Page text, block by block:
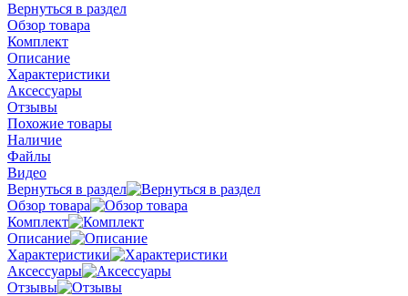
Вернуться в раздел
Обзор товара
Комплект
Описание
Характеристики
Аксессуары
Отзывы
Похожие товары
Наличие
Файлы
Видео
Вернуться в раздел
Обзор товара
Комплект
Описание
Характеристики
Аксессуары
Отзывы